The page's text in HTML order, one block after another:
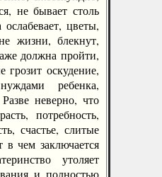
не бывает столь
цветы,
жизни, блекнут,
должна пройти,
грозит оскудение,
ребенка,
неверно, что
потребность,
счастье, слитые
чем заключается
утоляет
и полностью